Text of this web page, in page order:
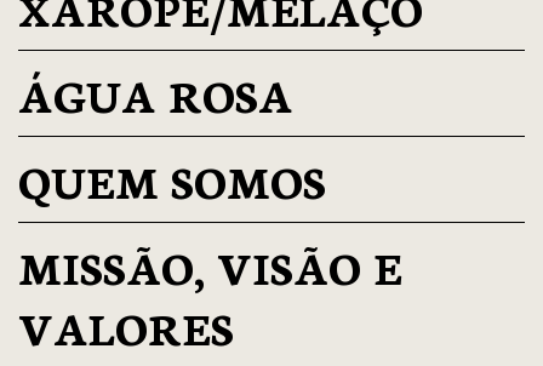
ÁGUA ROSA
QUEM SOMOS
MISSÃO, VISÃO E
VALORES